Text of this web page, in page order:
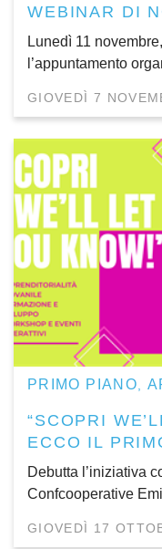
WEBINAR DI
Lunedì 11
l’appuntamento
GIOVEDÌ 7
PRIMO PIANO,
“SCOPRI
ECCO IL
Debutta l’iniziativa
Confcooperative
GIOVEDÌ 17